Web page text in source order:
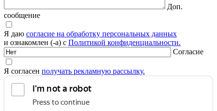
Доп.
сообщение
Я даю согласие на обработку персональных данных
и ознакомлен (-а) с Политикой конфиденциальности.
Согласие
Я согласен получать рекламную рассылку.